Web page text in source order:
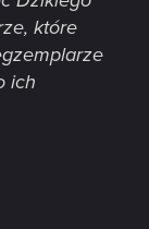
które
ich